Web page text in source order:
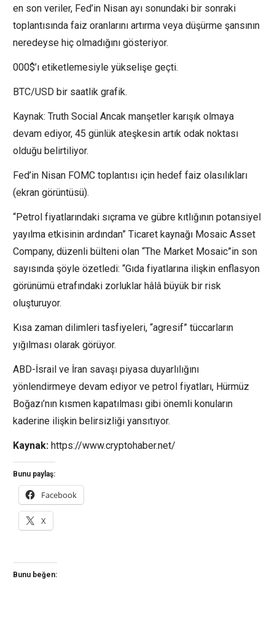
en son veriler, Fed’in Nisan ayı sonundaki bir sonraki
toplantısında faiz oranlarını artırma veya düşürme şansının
neredeyse hiç olmadığını gösteriyor.
000$’ı etiketlemesiyle yükselişe geçti.
BTC/USD bir saatlik grafik.
Kaynak: Truth Social Ancak manşetler karışık olmaya
devam ediyor, 45 günlük ateşkesin artık odak noktası
olduğu belirtiliyor.
Fed’in Nisan FOMC toplantısı için hedef faiz olasılıkları
(ekran görüntüsü).
“Petrol fiyatlarındaki sıçrama ve gübre kıtlığının potansiyel
yayılma etkisinin ardından” Ticaret kaynağı Mosaic Asset
Company, düzenli bülteni olan “The Market Mosaic”in son
sayısında şöyle özetledi: “Gıda fiyatlarına ilişkin enflasyon
görünümü etrafındaki zorluklar hâlâ büyük bir risk
oluşturuyor.
Kısa zaman dilimleri tasfiyeleri, “agresif” tüccarların
yığılması olarak görüyor.
ABD-İsrail ve İran savaşı piyasa duyarlılığını
yönlendirmeye devam ediyor ve petrol fiyatları, Hürmüz
Boğazı’nın kısmen kapatılması gibi önemli konuların
kaderine ilişkin belirsizliği yansıtıyor.
Kaynak: https://www.cryptohaber.net/
Bunu paylaş:
Facebook
X
Bunu beğen: